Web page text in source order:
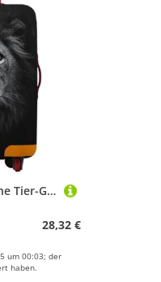
2 Stück Dicke elastische Tier-Gepäckschutzhülle mit Reißverschluss, Anzug for 45,7–81,3 cm große Taschen, Kofferhüllen, Trolley-Abdeckung, Reisezubehör für Drinnen Draußen(Black 05,L 25-28 inch)
28,32 €
um 00:03; der
haben.